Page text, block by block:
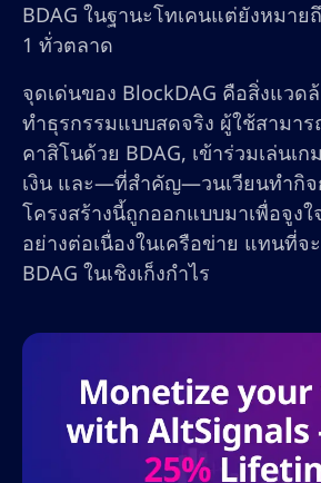
BDAG ในฐานะโทเคนแต่ยังหมาย
1 ทั่วตลาด
จุดเด่นของ BlockDAG คือสิ่งแวด
ทำธุรกรรมแบบสดจริง ผู้ใช้สามาร
คาสิโนด้วย BDAG, เข้าร่วมเล่นเก
เงิน และ—ที่สำคัญ—วนเวียนทำกิจ
โครงสร้างนี้ถูกออกแบบมาเพื่อจูง
อย่างต่อเนื่องในเครือข่าย แทนที่จ
BDAG ในเชิงเก็งกำไร